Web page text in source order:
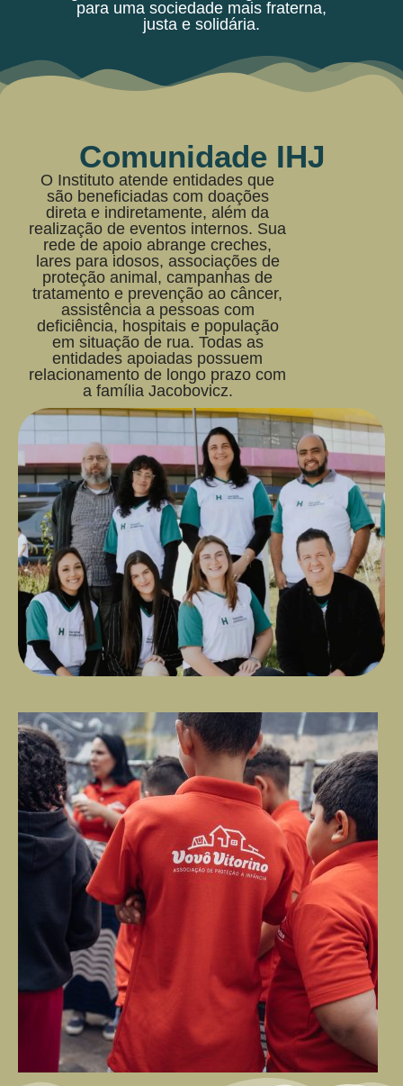
para uma sociedade mais fraterna,
justa e solidária.
Comunidade IHJ
O Instituto atende entidades que
são beneficiadas com doações
direta e indiretamente, além da
realização de eventos internos. Sua
rede de apoio abrange creches,
lares para idosos, associações de
proteção animal, campanhas de
tratamento e prevenção ao câncer,
assistência a pessoas com
deficiência, hospitais e população
em situação de rua. Todas as
entidades apoiadas possuem
relacionamento de longo prazo com
a família Jacobovicz.